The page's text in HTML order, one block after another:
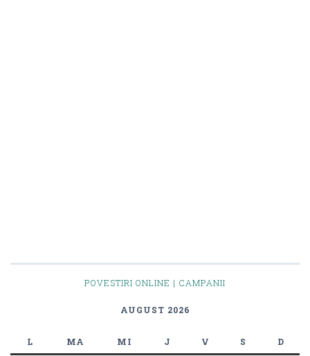
POVESTIRI ONLINE | CAMPANII
AUGUST 2026
L MA MI J V S D